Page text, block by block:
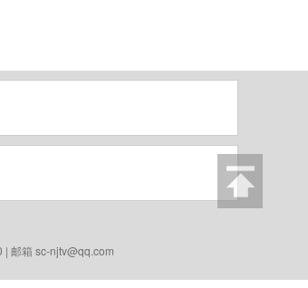
邮箱 sc-njtv@qq.com